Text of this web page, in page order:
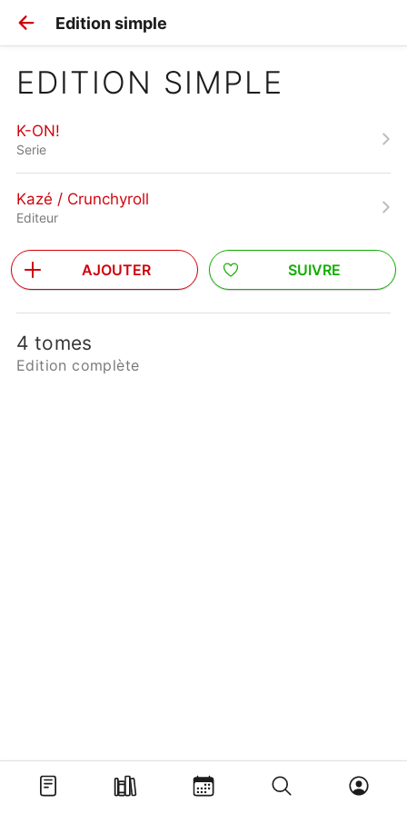
Edition simple
EDITION SIMPLE
K-ON!
Serie
Kazé / Crunchyroll
Editeur
AJOUTER SUIVRE
4 tomes
Edition complète